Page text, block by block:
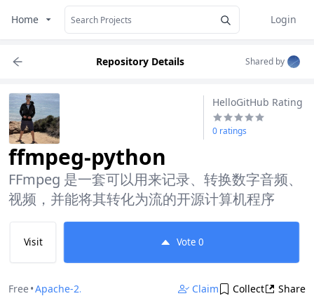
Home
Login
Repository Details Shared by
HelloGitHub Rating
0 ratings
ffmpeg-python
FFmpeg 是一套可以用来记录、转换数字音频、
视频，并能将其转化为流的开源计算机程序
Visit Vote 0
Free•Apache-2.0 Claim Collect Share